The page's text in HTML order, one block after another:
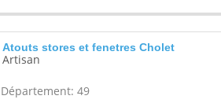
Atouts stores et fenetres Cholet
Artisan
Département: 49